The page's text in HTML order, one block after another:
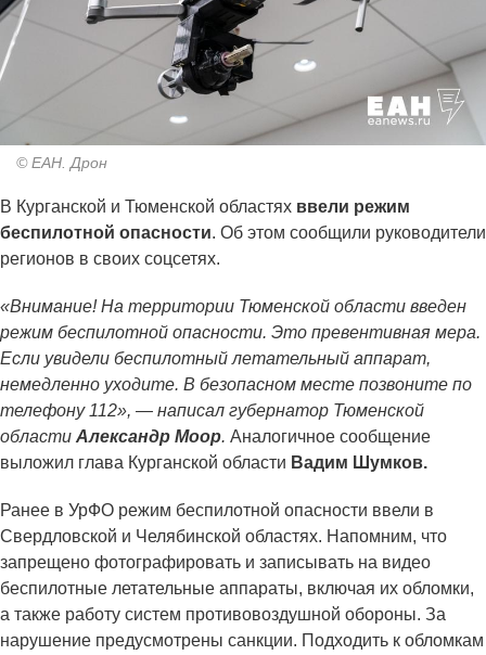
© ЕАН. Дрон
В Курганской и Тюменской областях ввели режим
беспилотной опасности. Об этом сообщили руководители
регионов в своих соцсетях.
«Внимание! На территории Тюменской области введен
режим беспилотной опасности. Это превентивная мера.
Если увидели беспилотный летательный аппарат,
немедленно уходите. В безопасном месте позвоните по
телефону 112», — написал губернатор Тюменской
области Александр Моор. Аналогичное сообщение
выложил глава Курганской области Вадим Шумков.
Ранее в УрФО режим беспилотной опасности ввели в
Свердловской и Челябинской областях. Напомним, что
запрещено фотографировать и записывать на видео
беспилотные летательные аппараты, включая их обломки,
а также работу систем противовоздушной обороны. За
нарушение предусмотрены санкции. Подходить к обломкам